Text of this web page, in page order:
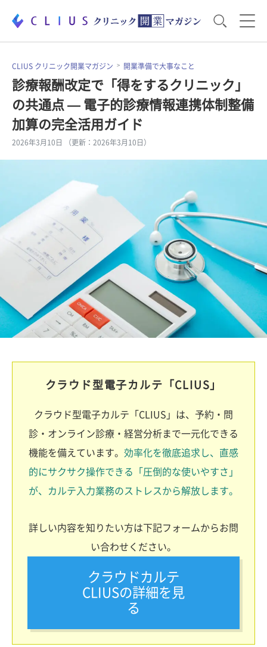
お役立ち資料 運営・経営のポイント
開業医のリアル 開業準備で大事なこと
集患のコツ セミナー
CLIUS クリニック開業マガジン 開業準備で大事なこと
診療報酬改定で「得をするクリニック」
の共通点 — 電子的診療情報連携体制整備
加算の完全活用ガイド
2026年3月10日 （更新：2026年3月10日）
クラウド型電子カルテ「CLIUS」
クラウド型電子カルテ「CLIUS」は、予約・問
診・オンライン診療・経営分析まで一元化できる
機能を備えています。 効率化を徹底追求し、直感
的にサクサク操作できる「圧倒的な使いやすさ」
が、カルテ入力業務のストレスから解放します。
詳しい内容を知りたい方は下記フォームからお問
い合わせください。
クラウドカルテ
CLIUSの詳細を見
る